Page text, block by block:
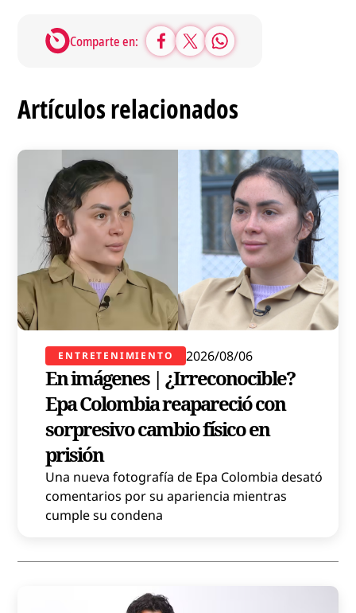
Comparte en:
Artículos relacionados
ENTRETENIMIENTO 2026/08/06
En imágenes | ¿Irreconocible?
Epa Colombia reapareció con
sorpresivo cambio físico en
prisión
Una nueva fotografía de Epa Colombia desató
comentarios por su apariencia mientras
cumple su condena